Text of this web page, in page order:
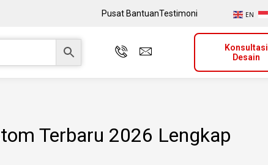
Pusat BantuanTestimoni EN
Konsultasi
Desain
Terbaru 2026 Lengkap